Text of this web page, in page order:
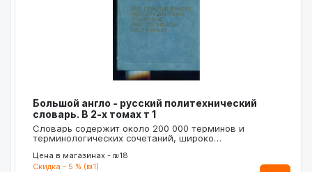
Большой англо - русский политехнический
словарь. В 2-х томах т 1
Словарь содержит около 200 000 терминов и
терминологических сочетаний, широко…
Цена в магазинах - ₪18
Скидка - 5 % (₪1)